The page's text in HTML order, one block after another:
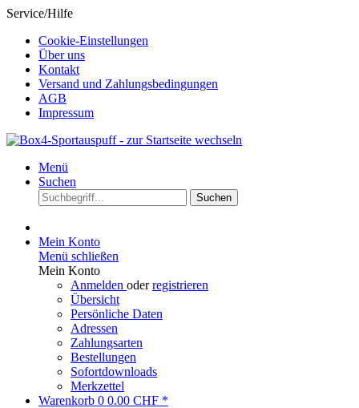
Service/Hilfe
Cookie-Einstellungen
Über uns
Kontakt
Versand und Zahlungsbedingungen
AGB
Impressum
Menü
Suchen
Suchen
Mein Konto
Menü schließen
Mein Konto
Anmelden oderregistrieren
Übersicht
Persönliche Daten
Adressen
Zahlungsarten
Bestellungen
Sofortdownloads
Merkzettel
Warenkorb 0 0.00 CHF *